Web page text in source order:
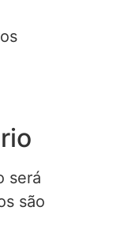
será
são